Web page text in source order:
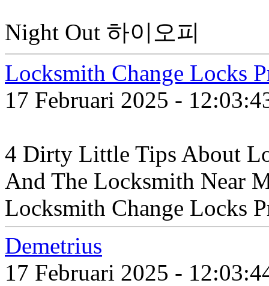
Night Out 하이오피
Locksmith Change Locks
17 Februari 2025 -
4 Dirty Little Tips About
And The Locksmith Near
Locksmith Change Locks
Demetrius
17 Februari 2025 -